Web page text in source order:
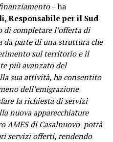
– ha
Responsabile per il Sud
di completare l’offerta di
parte di una struttura che
sul territorio e il
più avanzato del
sua attività, ha consentito
dell’emigrazione
la richiesta di servizi
nuova apparecchiature
AMES di Casalnuovo potrà
servizi offerti, rendendo